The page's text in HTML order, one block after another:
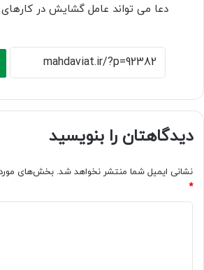
دعا می تواند عامل گشایش در
دیدگاهتان را بنویسید
نشانی ایمیل شما منتشر نخواهد شد. بخش‌های
*